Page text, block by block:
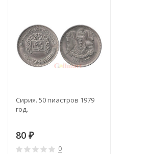
Сирия. 50 пиастров 1979
год.
80 ₽
0